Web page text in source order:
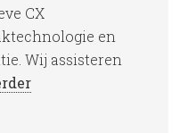
CX
en
Wij assisteren